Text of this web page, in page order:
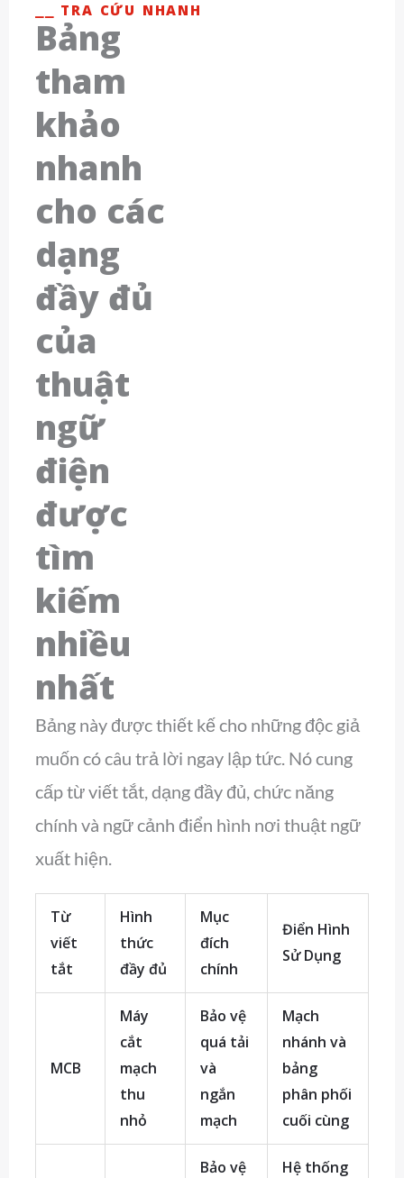
⎯⎯ TRA CỨU NHANH
Bảng
tham
khảo
nhanh
cho các
dạng
đầy đủ
của
thuật
ngữ
điện
được
tìm
kiếm
nhiều
nhất
Bảng này được thiết kế cho những độc giả
muốn có câu trả lời ngay lập tức. Nó cung
cấp từ viết tắt, dạng đầy đủ, chức năng
chính và ngữ cảnh điển hình nơi thuật ngữ
xuất hiện.
Từ
viết
tắt
Hình
thức
đầy đủ
Mục
đích
chính
Điển Hình
Sử Dụng
MCB
Máy
cắt
mạch
thu
nhỏ
Bảo vệ
quá tải
và
ngắn
mạch
Mạch
nhánh và
bảng
phân phối
cuối cùng
Bảo vệ
Hệ thống